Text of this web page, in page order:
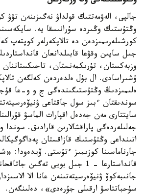
جالپى، الەۋمەتتىك قولداۋ نەگىزىنەن
وڭتۇستىك وڭىردە سۇرانىسقا يە.
كورشىلەرىمىزدەن دە تالاپكەرلەر كوپتەپ
جىل سايىن وقۋعا قابىلدانعان
وزبەكستان، تۇرىكمەنستان،
ۇشىراسادى. ال بۇل ەلدەردەن كەلگەن
ەلىمىزدىڭ وڭتۇستىگىندەگى ج و و-عا
سوندىقتان ءبىز سول جاقتاعى
سايتتارى مەن جەدەل اقپارات الماسۋ
جەلىلەردەگى پاراقشالارىن قارادىق. سوندا
اتىنداعى وڭتۇستىك قازاقستان
جارناماسىنا كوزىمىز ءتۇستى. ۆيدەودا:
قانداستارعا - 1 جىل بويى تەگىن
جانىبەكوۆ ۋنيۆەرسيتەتىنەن عانا الا
سۇحباتتاسۋ ارقىلى جۇرەدى»، دەلىنگەن.